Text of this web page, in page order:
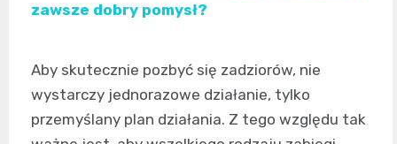
zawsze dobry pomysł?
Aby skutecznie pozbyć się zadziorów, nie
wystarczy jednorazowe działanie, tylko
przemyślany plan działania. Z tego względu tak